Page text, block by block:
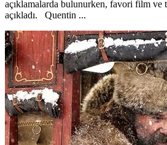
açıklamalarda bulunurken, favori film
açıkladı. Quentin ...